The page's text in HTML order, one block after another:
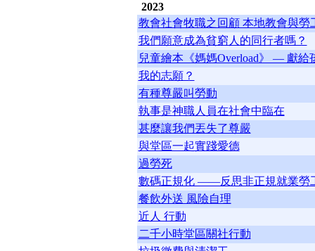
2023
教會社會牧職之回顧 本地教會與勞
我們願意成為貧窮人的同行者嗎？
兒童繪本《媽媽Overload》 — 獻
我的志願？
有種尊嚴叫勞動
執事是神職人員在社會中臨在
甚麼讓我們丟失了尊嚴
與堂區一起實踐愛德
過勞死
數碼正規化 ——反思非正規就業勞
餐飲外送 風險自理
近人 行動
二千小時堂區關社行動